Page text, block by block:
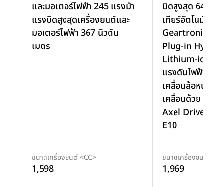
และมอเตอร์ไฟฟ้า 245 แรงม้า
แรงบิดสูงสุดเครื่องยนต์และ
มอเตอร์ไฟฟ้า 367 นิวตัน
เมตร
ขนาดเครื่องยนต์ <CC>
1,598
บิดสูงสุด 640
เกียร์อัตโนมัติ
Geartronic พ
Plug-in
Lithium-ion
แรงดันไฟฟ้า
เคลื่อนล้อหน้า
เคลื่อนด้วย
Axel Drive รอ
E10
ขนาดเครื่องยนต์
1,969